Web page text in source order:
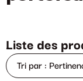
Liste des
Tri par :